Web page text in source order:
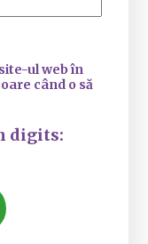
ul web în
când o să
digits: